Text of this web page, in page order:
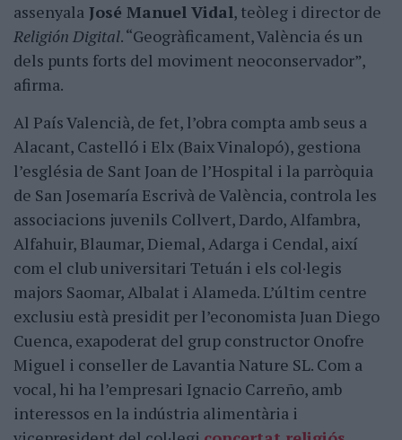
assenyala José Manuel Vidal, teòleg i director de
Religión Digital. “Geogràficament, València és un
dels punts forts del moviment neoconservador”,
afirma.
Al País Valencià, de fet, l’obra compta amb seus a
Alacant, Castelló i Elx (Baix Vinalopó), gestiona
l’església de Sant Joan de l’Hospital i la parròquia
de San Josemaría Escrivà de València, controla les
associacions juvenils Collvert, Dardo, Alfambra,
Alfahuir, Blaumar, Diemal, Adarga i Cendal, així
com el club universitari Tetuán i els col·legis
majors Saomar, Albalat i Alameda. L’últim centre
exclusiu està presidit per l’economista Juan Diego
Cuenca, exapoderat del grup constructor Onofre
Miguel i conseller de Lavantia Nature SL. Com a
vocal, hi ha l’empresari Ignacio Carreño, amb
interessos en la indústria alimentària i